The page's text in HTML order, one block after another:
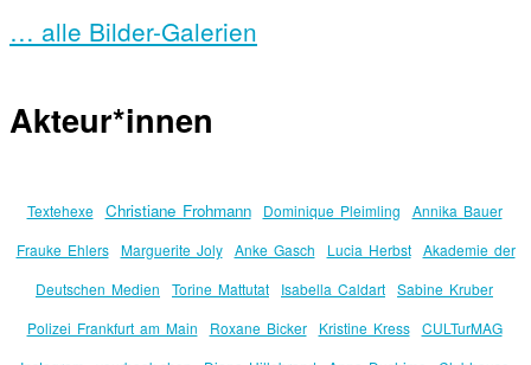
… alle Bilder-Galerien
Akteur*innen
Textehexe Christiane Frohmann Dominique Pleimling
Annika Bauer
Frauke Ehlers
Marguerite Joly Anke Gasch Lucia Herbst
Akademie der
Deutschen Medien
Torine Mattutat Isabella Caldart Sabine Kruber
Polizei Frankfurt am Main
Roxane Bicker Kristine Kress
CULTurMAG